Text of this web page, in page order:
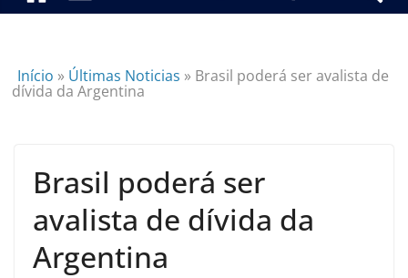
Início » Últimas Noticias » Brasil poderá ser avalista de
dívida da Argentina
Brasil poderá ser
avalista de dívida da
Argentina